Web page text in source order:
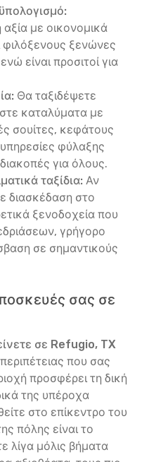
με οικονομικά
φιλόξενους ξενώνες
είναι προσιτοί για
Θα ταξιδέψετε
καταλύματα με
σουίτες, κεφάτους
φύλαξης
για όλους.
ταξίδια: Αν
διασκέδαση στο
ξενοδοχεία που
γρήγορο
σε σημαντικούς
σας σε
σε Refugio, TX
που σας
προσφέρει τη δική
της υπέροχα
στο επίκεντρο του
πόλης είναι το
λίγα μόλις βήματα